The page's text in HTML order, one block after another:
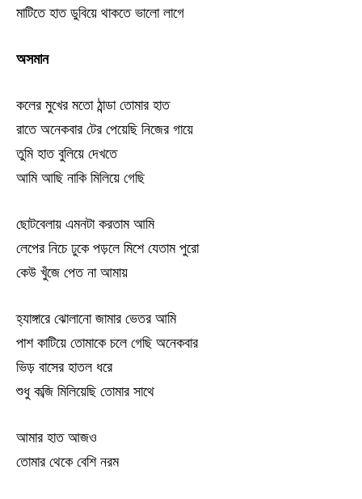
মাটিতে হাত ডুবিয়ে থাকতে ভালো লাগে
অসমান
কলের মুখের মতো ঠান্ডা তোমার হাত
রাতে অনেকবার টের পেয়েছি নিজের গায়ে
তুমি হাত বুলিয়ে দেখতে
আমি আছি নাকি মিলিয়ে গেছি
ছোটবেলায় এমনটা করতাম আমি
লেপের নিচে ঢুকে পড়লে মিশে যেতাম পুরো
কেউ খুঁজে পেত না আমায়
হ্যাঙ্গারে ঝোলানো জামার ভেতর আমি
পাশ কাটিয়ে তোমাকে চলে গেছি অনেকবার
ভিড় বাসের হাতল ধরে
শুধু কব্জি মিলিয়েছি তোমার সাথে
আমার হাত আজও
তোমার থেকে বেশি নরম